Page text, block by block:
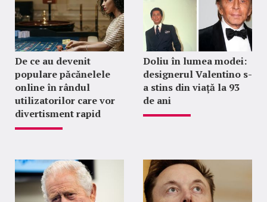
De ce au devenit
populare păcănelele
online în rândul
utilizatorilor care vor
divertisment rapid
Doliu în lumea modei:
designerul Valentino s-
a stins din viață la 93
de ani